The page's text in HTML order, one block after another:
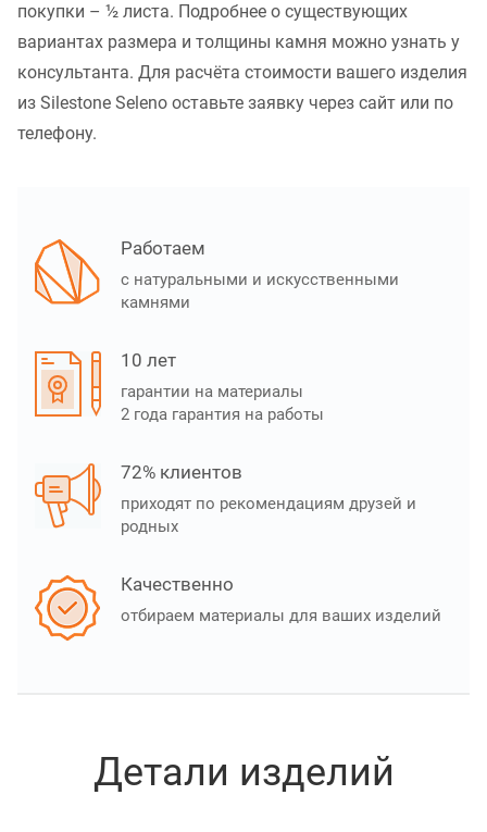
покупки – ½ листа. Подробнее о существующих
вариантах размера и толщины камня можно узнать у
консультанта. Для расчёта стоимости вашего изделия
из Silestone Seleno оставьте заявку через сайт или по
телефону.
Работаем
с натуральными и искусственными
камнями
10 лет
гарантии на материалы
2 года гарантия на работы
72% клиентов
приходят по рекомендациям друзей и
родных
Качественно
отбираем материалы для ваших изделий
Детали изделий